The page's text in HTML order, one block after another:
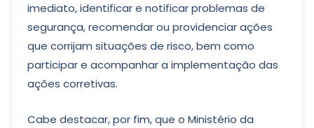
imediato, identificar e notificar problemas de
segurança, recomendar ou providenciar ações
que corrijam situações de risco, bem como
participar e acompanhar a implementação das
ações corretivas.
Cabe destacar, por fim, que o Ministério da